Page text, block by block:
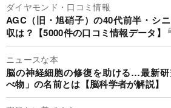
ダイヤモンド・口コミ情報
AGC（旧・旭硝子）の40代前半・シ
収は？【5000件の口コミ情報データ】
ニュースな本
脳の神経細胞の修復を助ける…最新
べ物」の名前とは【脳科学者が解説】